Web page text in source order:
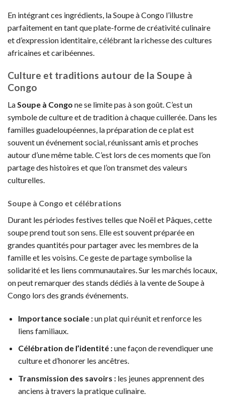
En intégrant ces ingrédients, la Soupe à Congo l’illustre
parfaitement en tant que plate-forme de créativité culinaire
et d’expression identitaire, célébrant la richesse des cultures
africaines et caribéennes.
Culture et traditions autour de la Soupe à
Congo
LaSoupe à Congo ne se limite pas à son goût. C’est un
symbole de culture et de tradition à chaque cuillerée. Dans les
familles guadeloupéennes, la préparation de ce plat est
souvent un événement social, réunissant amis et proches
autour d’une même table. C’est lors de ces moments que l’on
partage des histoires et que l’on transmet des valeurs
culturelles.
Soupe à Congo et célébrations
Durant les périodes festives telles que Noël et Pâques, cette
soupe prend tout son sens. Elle est souvent préparée en
grandes quantités pour partager avec les membres de la
famille et les voisins. Ce geste de partage symbolise la
solidarité et les liens communautaires. Sur les marchés locaux,
on peut remarquer des stands dédiés à la vente de Soupe à
Congo lors des grands événements.
Importance sociale :un plat qui réunit et renforce les
liens familiaux.
Célébration de l’identité :une façon de revendiquer une
culture et d’honorer les ancêtres.
Transmission des savoirs :les jeunes apprennent des
anciens à travers la pratique culinaire.